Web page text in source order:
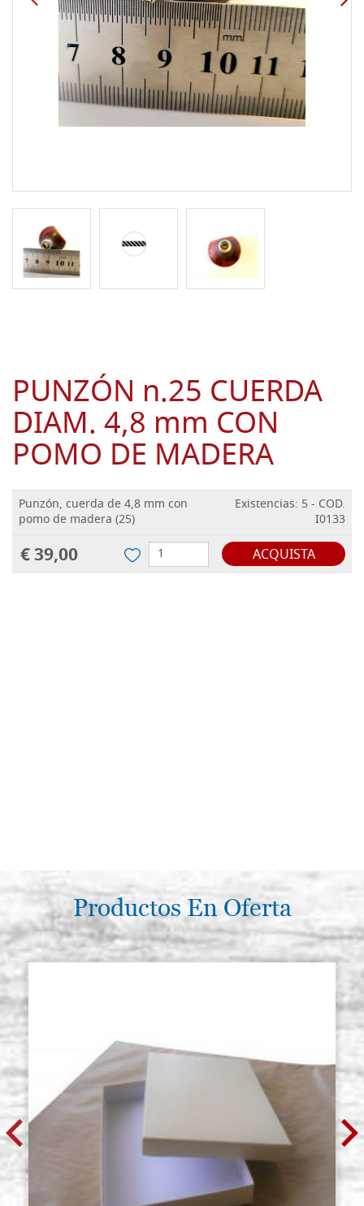
PUNZÓN n.25 CUERDA
DIAM. 4,8 mm CON
POMO DE MADERA
Punzón, cuerda de 4,8 mm con
pomo de madera (25)
Existencias: 5 - COD.
I0133
€ 39,00 ACQUISTA
Productos En Oferta